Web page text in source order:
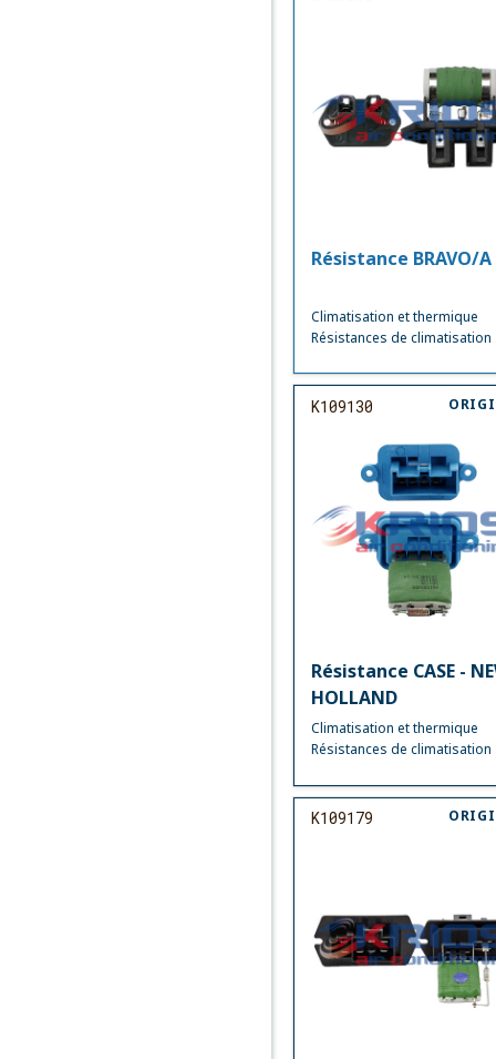
Résistance BRAVO/A
Climatisation et thermique
Résistances de climatisation
K109130
Résistance CASE -
HOLLAND
Climatisation et thermique
Résistances de climatisation
K109179